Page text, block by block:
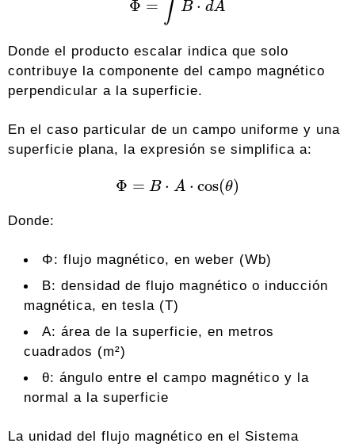
Donde el producto escalar indica que solo
contribuye la componente del campo magnético
perpendicular a la superficie.
En el caso particular de un campo uniforme y una
superficie plana, la expresión se simplifica a:
Φ B⋅ ⋅cos θ)
Donde:
Φ: flujo magnético, en weber (Wb)
B: densidad de flujo magnético o inducción
magnética, en tesla (T)
A: área de la superficie, en metros
cuadrados (m²)
θ: ángulo entre el campo magnético y la
normal a la superficie
La unidad del flujo magnético en el Sistema